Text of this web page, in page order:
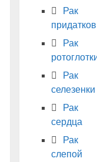
Рак
придатков
Рак
Рак
селезенки
Рак
сердца
Рак
слепой